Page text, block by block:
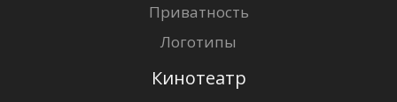
Приватность
Логотипы
Кинотеатр